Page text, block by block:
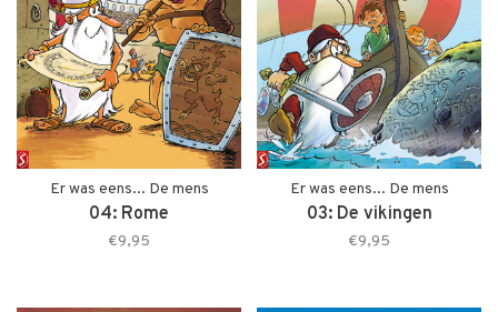
Er was eens... De mens
04: Rome
€9,95
Er was eens... De mens
03: De vikingen
€9,95